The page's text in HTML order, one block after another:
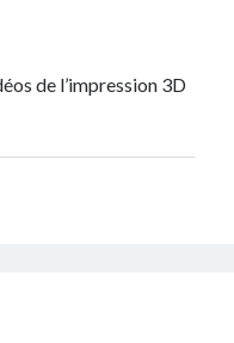
de l’impression 3D